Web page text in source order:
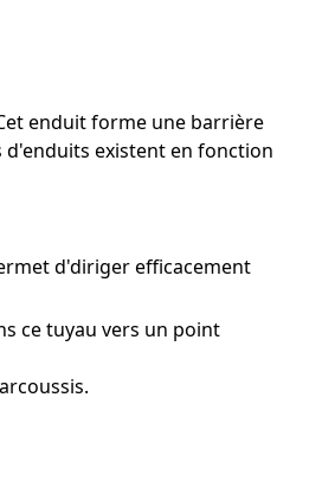
enduit forme une barrière
existent en fonction
d'diriger efficacement
ce tuyau vers un point